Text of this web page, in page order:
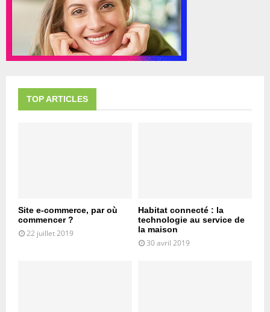
TOP ARTICLES
Site e-commerce, par où
commencer ?
22 juillet 2019
Habitat connecté : la
technologie au service de
la maison
30 avril 2019